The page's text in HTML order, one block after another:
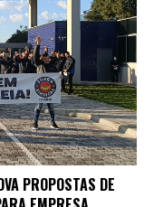
PROPOSTAS DE